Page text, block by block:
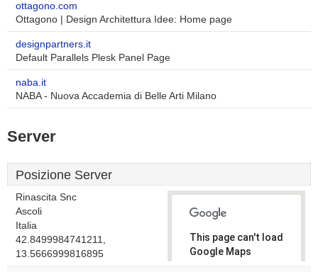
ottagono.com
Ottagono | Design Architettura Idee: Home page
designpartners.it
Default Parallels Plesk Panel Page
naba.it
NABA - Nuova Accademia di Belle Arti Milano
Server
Posizione Server
Rinascita Snc
Ascoli
Italia
42.8499984741211,
13.5666999816895
This page can't load
Google Maps
correctly.